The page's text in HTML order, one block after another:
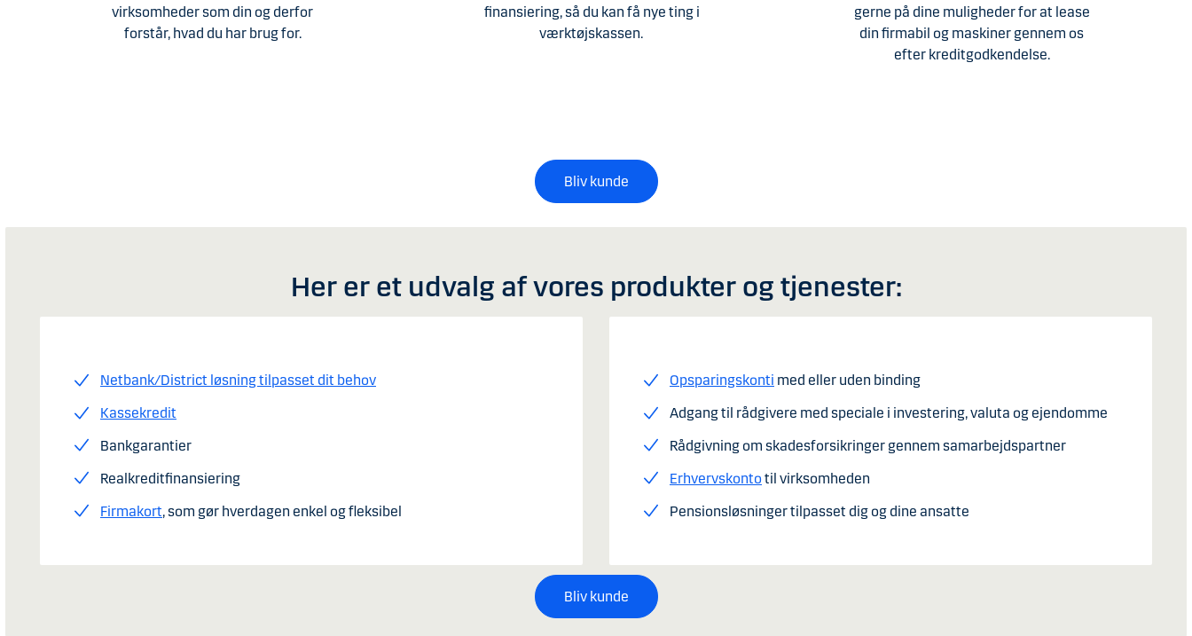
virksomheder som din og derfor
forstår, hvad du har brug for.
finansiering, så du kan få nye ting i
værktøjskassen.
gerne på dine muligheder for at lease
din firmabil og maskiner gennem os
efter kreditgodkendelse.
Bliv kunde
Her er et udvalg af vores produkter og tjenester:
Netbank/District løsning tilpasset dit behov
Kassekredit
Bankgarantier
Realkreditfinansiering
Firmakort, som gør hverdagen enkel og fleksibel
Opsparingskonti med eller uden binding
Adgang til rådgivere med speciale i investering, valuta og ejendomme
Rådgivning om skadesforsikringer gennem samarbejdspartner
Erhvervskontotil virksomheden
Pensionsløsninger tilpasset dig og dine ansatte
Bliv kunde